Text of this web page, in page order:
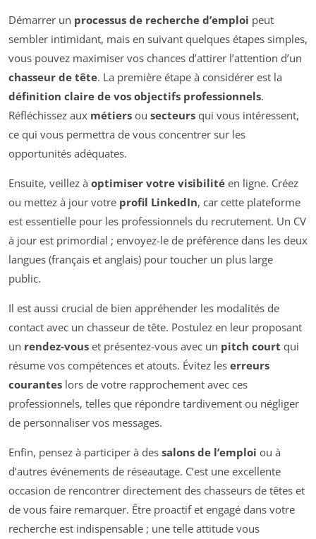
Démarrer un processus de recherche d’emploi peut
sembler intimidant, mais en suivant quelques étapes simples,
vous pouvez maximiser vos chances d’attirer l’attention d’un
chasseur de tête. La première étape à considérer est la
définition claire de vos objectifs professionnels.
Réfléchissez aux métiers ou secteurs qui vous intéressent,
ce qui vous permettra de vous concentrer sur les
opportunités adéquates.
Ensuite, veillez à optimiser votre visibilité en ligne. Créez
ou mettez à jour votre profil LinkedIn, car cette plateforme
est essentielle pour les professionnels du recrutement. Un CV
à jour est primordial ; envoyez-le de préférence dans les deux
langues (français et anglais) pour toucher un plus large
public.
Il est aussi crucial de bien appréhender les modalités de
contact avec un chasseur de tête. Postulez en leur proposant
un rendez-vous et présentez-vous avec un pitch court qui
résume vos compétences et atouts. Évitez les erreurs
courantes lors de votre rapprochement avec ces
professionnels, telles que répondre tardivement ou négliger
de personnaliser vos messages.
Enfin, pensez à participer à des salons de l’emploi ou à
d’autres événements de réseautage. C’est une excellente
occasion de rencontrer directement des chasseurs de têtes et
de vous faire remarquer. Être proactif et engagé dans votre
recherche est indispensable ; une telle attitude vous